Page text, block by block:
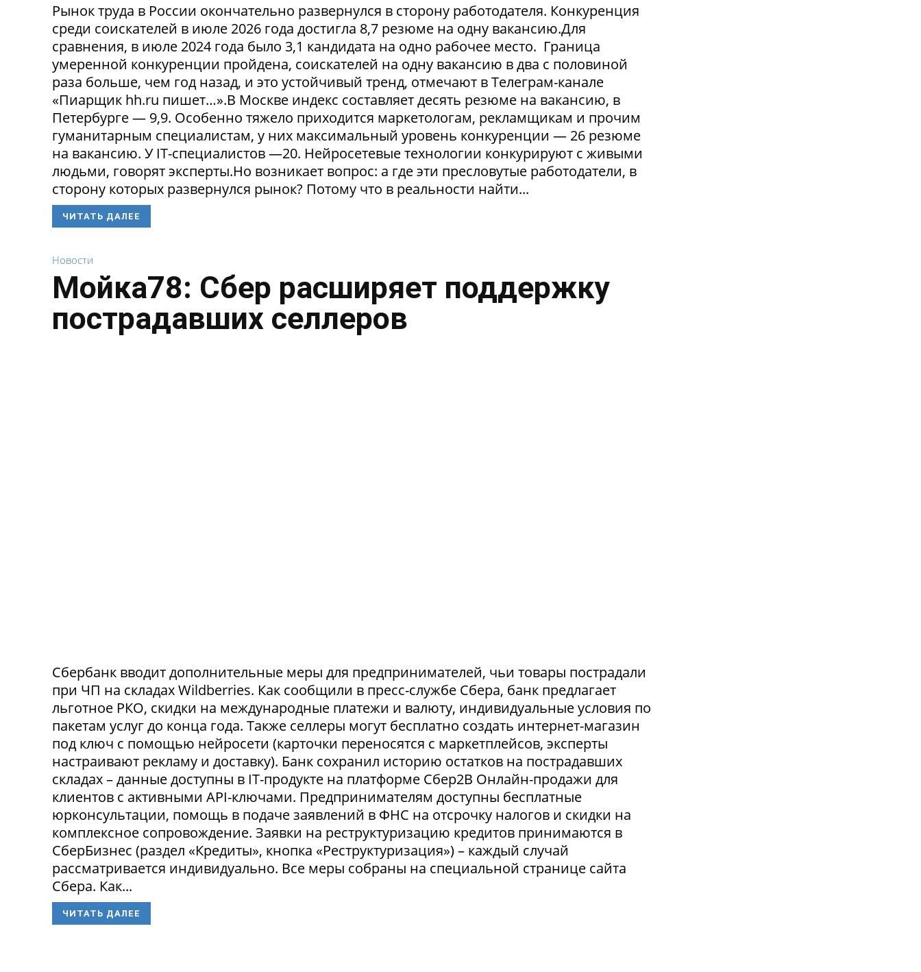
Рынок труда в России окончательно развернулся в сторону работодателя. Конкуренция
среди соискателей в июле 2026 года достигла 8,7 резюме на одну вакансию.Для
сравнения, в июле 2024 года было 3,1 кандидата на одно рабочее место. Граница
умеренной конкуренции пройдена, соискателей на одну вакансию в два с половиной
раза больше, чем год назад, и это устойчивый тренд, отмечают в Телеграм-канале
«Пиарщик hh.ru пишет…».В Москве индекс составляет десять резюме на вакансию, в
Петербурге — 9,9. Особенно тяжело приходится маркетологам, рекламщикам и прочим
гуманитарным специалистам, у них максимальный уровень конкуренции — 26 резюме
на вакансию. У IT-специалистов —20. Нейросетевые технологии конкурируют с живыми
людьми, говорят эксперты.Но возникает вопрос: а где эти пресловутые работодатели, в
сторону которых развернулся рынок? Потому что в реальности найти...
ЧИТАТЬ ДАЛЕЕ
Новости
Мойка78: Сбер расширяет поддержку
пострадавших селлеров
Сбербанк вводит дополнительные меры для предпринимателей, чьи товары пострадали
при ЧП на складах Wildberries. Как сообщили в пресс-службе Сбера, банк предлагает
льготное РКО, скидки на международные платежи и валюту, индивидуальные условия по
пакетам услуг до конца года. Также селлеры могут бесплатно создать интернет-магазин
под ключ с помощью нейросети (карточки переносятся с маркетплейсов, эксперты
настраивают рекламу и доставку). Банк сохранил историю остатков на пострадавших
складах – данные доступны в IT-продукте на платформе Сбер2В Онлайн-продажи для
клиентов с активными API-ключами. Предпринимателям доступны бесплатные
юрконсультации, помощь в подаче заявлений в ФНС на отсрочку налогов и скидки на
комплексное сопровождение. Заявки на реструктуризацию кредитов принимаются в
СберБизнес (раздел «Кредиты», кнопка «Реструктуризация») – каждый случай
рассматривается индивидуально. Все меры собраны на специальной странице сайта
Сбера. Как...
ЧИТАТЬ ДАЛЕЕ